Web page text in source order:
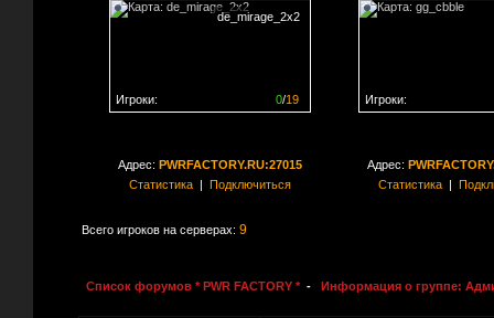
de_mirage_2x2
0/19
Игроки:
Игроки:
Адрес: PWRFACTORY.RU:27015
Статистика| Подключиться
Адрес:
Статистика|
Всего игроков на серверах: 9
Список форумов * PWR FACTORY * - Информация о группе: